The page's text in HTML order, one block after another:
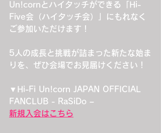
Un!cornとハイタッチができる「Hi-
Five会（ハイタッチ会）」にもれなく
ご参加いただけます！
5人の成長と挑戦が詰まった新たな始ま
りを、ぜひ会場でお見届けください！
▼Hi-Fi Un!corn JAPAN OFFICIAL
FANCLUB - RaSiDo –
新規入会はこちら